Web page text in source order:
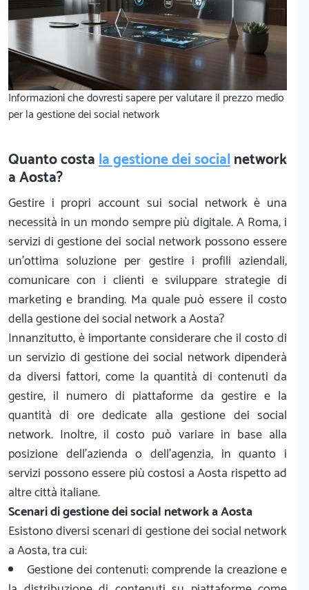
Informazioni che dovresti sapere per valutare il prezzo medio
per la gestione dei social network
Quanto costala gestione dei socialnetwork
a Aosta?
Gestire i propri account sui social network è una
necessità in un mondo sempre più digitale. A Roma, i
servizi di gestione dei social network possono essere
un'ottima soluzione per gestire i profili aziendali,
comunicare con i clienti e sviluppare strategie di
marketing e branding. Ma quale può essere il costo
della gestione dei social network a Aosta?
Innanzitutto, è importante considerare che il costo di
un servizio di gestione dei social network dipenderà
da diversi fattori, come la quantità di contenuti da
gestire, il numero di piattaforme da gestire e la
quantità di ore dedicate alla gestione dei social
network. Inoltre, il costo può variare in base alla
posizione dell'azienda o dell'agenzia, in quanto i
servizi possono essere più costosi a Aosta rispetto ad
altre città italiane.
Scenari di gestione dei social network a Aosta
Esistono diversi scenari di gestione dei social network
a Aosta, tra cui:
Gestione dei contenuti: comprende la creazione e